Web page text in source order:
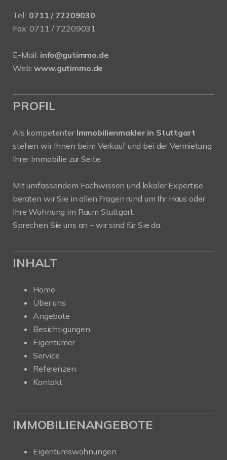
Tel.: 0711 / 72209030
Fax: 0711 / 72209031
E-Mail: info@gutimmo.de
Web:www.gutimmo.de
PROFIL
Als kompetenter Immobilienmakler in Stuttgart
stehen wir Ihnen beim Verkauf und bei der Vermietung
Ihrer Immobilie zur Seite.
Mit umfassendem Fachwissen und lokaler Expertise
beraten wir Sie in allen Fragen rund um Ihr Haus oder
Ihre Wohnung im Raum Stuttgart.
Sprechen Sie uns an – wir sind für Sie da.
INHALT
Home
Über uns
Angebote
Besichtigungen
Eigentümer
Service
Referenzen
Kontakt
IMMOBILIENANGEBOTE
Eigentumswohnungen